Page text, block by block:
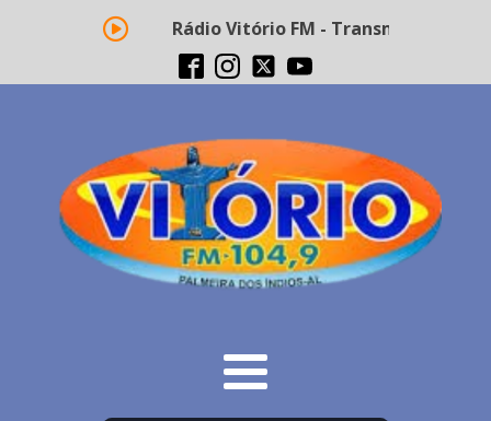
Rádio Vitório FM - Transmissão ao vivo